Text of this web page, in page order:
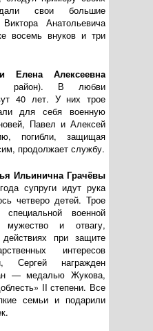
свои большие
Анатольевича
восемь внуков и три
Елена Алексеевна
район). В любви
40 лет. У них трое
для себя военную
Павел и Алексей
погибли, защищая
продолжает службу.
Ильинична Грачёвы
супруги идут рука
четверо детей. Трое
военной
и отвагу,
при защите
интересов
Сергей награжден
— медалью Жукова,
II степени. Все
семьи и подарили